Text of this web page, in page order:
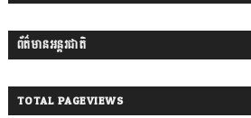
ព័ត៌មានអន្តរជាតិ
TOTAL PAGEVIEWS